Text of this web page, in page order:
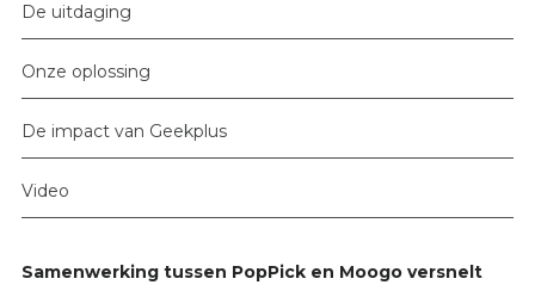
De uitdaging
Onze oplossing
De impact van Geekplus
Video
Samenwerking tussen PopPick en Moogo versnelt